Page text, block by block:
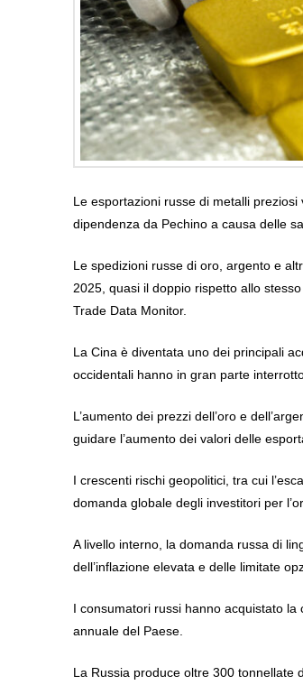
Le esportazioni russe di metalli
dipendenza da Pechino a causa delle
Le spedizioni russe di oro, argento e
2025, quasi il doppio rispetto allo
Trade Data Monitor.
La Cina è diventata uno dei principali
occidentali hanno in gran parte
L’aumento dei prezzi dell’oro e
guidare l’aumento dei valori delle
I crescenti rischi geopolitici, tra cui
domanda globale degli investitori per
A livello interno, la domanda russa di
dell’inflazione elevata e delle limitate
I consumatori russi hanno acquistato
annuale del Paese.
La Russia produce oltre 300 tonnellate